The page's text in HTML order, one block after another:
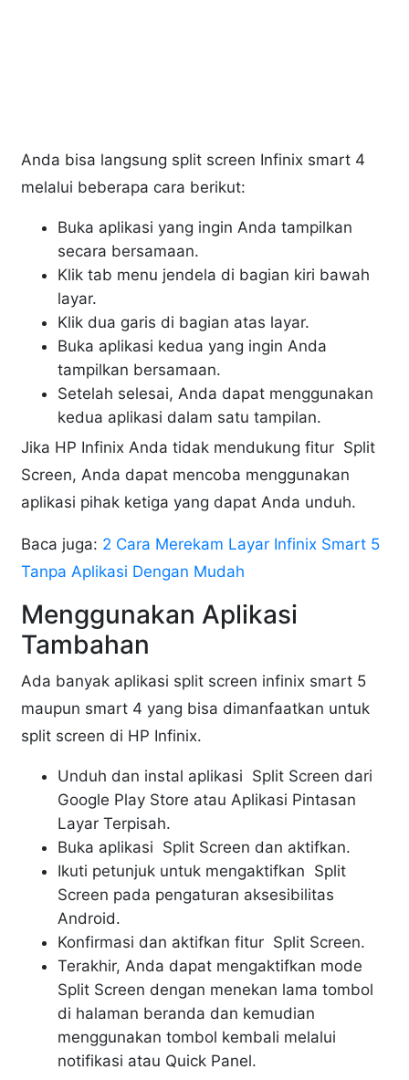
Anda bisa langsung split screen Infinix smart 4
melalui beberapa cara berikut:
Buka aplikasi yang ingin Anda tampilkan
secara bersamaan.
Klik tab menu jendela di bagian kiri bawah
layar.
Klik dua garis di bagian atas layar.
Buka aplikasi kedua yang ingin Anda
tampilkan bersamaan.
Setelah selesai, Anda dapat menggunakan
kedua aplikasi dalam satu tampilan.
Jika HP Infinix Anda tidak mendukung fitur Split
Screen, Anda dapat mencoba menggunakan
aplikasi pihak ketiga yang dapat Anda unduh.
Baca juga: 2 Cara Merekam Layar Infinix Smart 5
Tanpa Aplikasi Dengan Mudah
Menggunakan Aplikasi
Tambahan
Ada banyak aplikasi split screen infinix smart 5
maupun smart 4 yang bisa dimanfaatkan untuk
split screen di HP Infinix.
Unduh dan instal aplikasi Split Screen dari
Google Play Store atau Aplikasi Pintasan
Layar Terpisah.
Buka aplikasi Split Screen dan aktifkan.
Ikuti petunjuk untuk mengaktifkan Split
Screen pada pengaturan aksesibilitas
Android.
Konfirmasi dan aktifkan fitur Split Screen.
Terakhir, Anda dapat mengaktifkan mode
Split Screen dengan menekan lama tombol
di halaman beranda dan kemudian
menggunakan tombol kembali melalui
notifikasi atau Quick Panel.